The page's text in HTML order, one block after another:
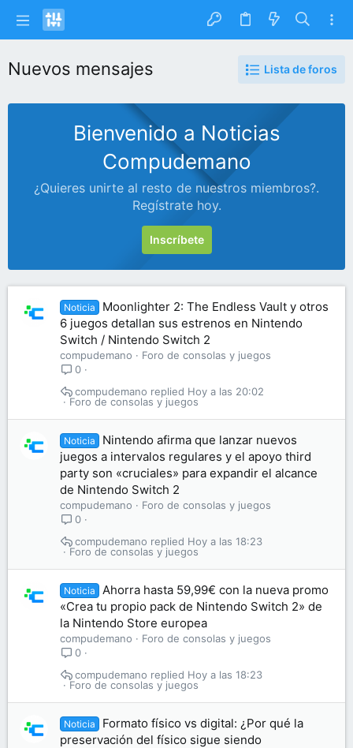
Nuevos mensajes Lista de foros
Bienvenido a Noticias
Compudemano
¿Quieres unirte al resto de nuestros miembros?.
Regístrate hoy.
Inscríbete
Noticia
Moonlighter 2: The Endless Vault y otros
6 juegos detallan sus estrenos en Nintendo
Switch / Nintendo Switch 2
compudemano
Foro de consolas y juegos
0
Foro de consolas y juegos
Hoy a las 20:02
compudemano
Noticia
Nintendo afirma que lanzar nuevos
juegos a intervalos regulares y el apoyo third
party son «cruciales» para expandir el alcance
de Nintendo Switch 2
compudemano
Foro de consolas y juegos
0
Foro de consolas y juegos
Hoy a las 18:23
compudemano
Noticia
Ahorra hasta 59,99€ con la nueva promo
«Crea tu propio pack de Nintendo Switch 2» de
la Nintendo Store europea
compudemano
Foro de consolas y juegos
0
Foro de consolas y juegos
Hoy a las 18:23
compudemano
Noticia
Formato físico vs digital: ¿Por qué la
preservación del físico sigue siendo